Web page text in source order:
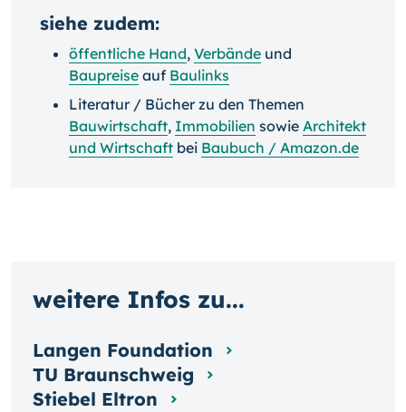
siehe zudem:
öffentliche Hand, Verbände und
Baupreise auf Baulinks
Literatur / Bücher zu den Themen
Bauwirtschaft, Immobilien sowie Architekt
und Wirtschaft bei Baubuch / Amazon.de
weitere Infos zu...
Langen Foundation
TU Braunschweig
Stiebel Eltron